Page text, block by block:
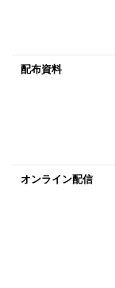
配布資料
オンライン配信